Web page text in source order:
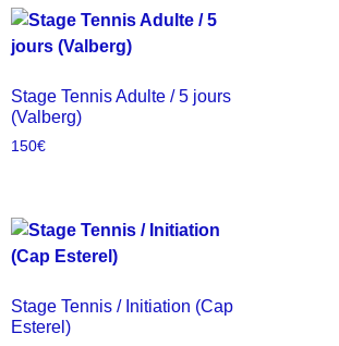
Stage Tennis Adulte / 5 jours
(Valberg)
150€
Stage Tennis / Initiation (Cap
Esterel)